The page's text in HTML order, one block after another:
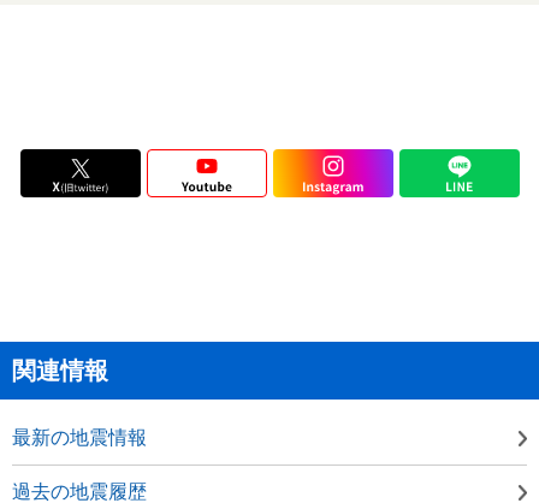
関連情報
最新の地震情報
過去の地震履歴